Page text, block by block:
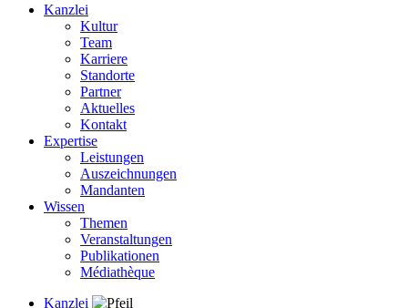
Kanzlei
Kultur
Team
Karriere
Standorte
Partner
Aktuelles
Kontakt
Expertise
Leistungen
Auszeichnungen
Mandanten
Wissen
Themen
Veranstaltungen
Publikationen
Médiathèque
Kanzlei